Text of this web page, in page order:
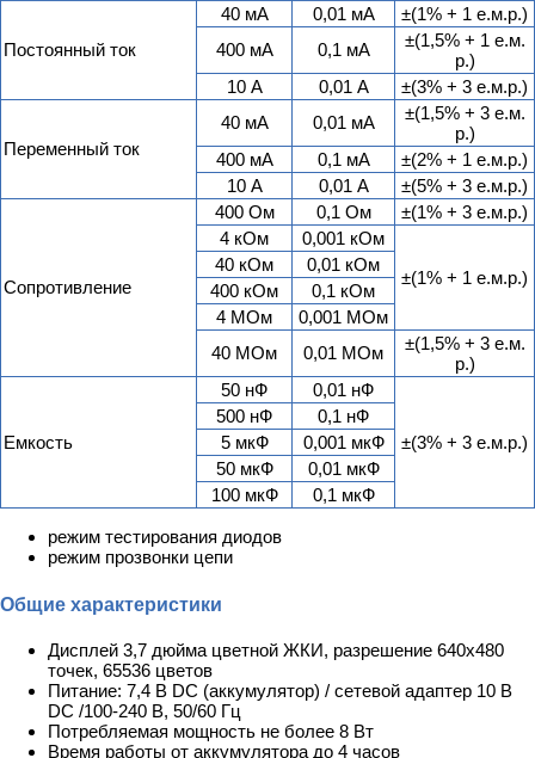
Постоянный ток
40 мА 0,01 мА
±(1% + 1 е.м.р.)
400 мА
0,1 мА
±(1,5% + 1 е.м.
р.)
10 А
0,01 А ±(3% + 3 е.м.р.)
Переменный ток
40 мА 0,01 мА
±(1,5% + 3 е.м.
р.)
400 мА
0,1 мА
±(2% + 1 е.м.р.)
10 А
0,01 А ±(5% + 3 е.м.р.)
Сопротивление
400 Ом 0,1 Ом
±(1% + 3 е.м.р.)
4 кОм
0,001 кОм
±(1% + 1 е.м.р.)
40 кОм
0,01 кОм
400 кОм
0,1 кОм
4 МОм
0,001 МОм
40 МОм
0,01 МОм
±(1,5% + 3 е.м.
р.)
Емкость
50 нФ 0,01 нФ
±(3% + 3 е.м.р.)
500 нФ
0,1 нФ
5 мкФ
0,001 мкФ
50 мкФ
0,01 мкФ
100 мкФ
0,1 мкФ
режим тестирования диодов
режим прозвонки цепи
Общие характеристики
Дисплей 3,7 дюйма цветной ЖКИ, разрешение 640x480
точек, 65536 цветов
Питание: 7,4 В DC (аккумулятор) / сетевой адаптер 10 В
DC /100-240 В, 50/60 Гц
Потребляемая мощность не более 8 Вт
Время работы от аккумулятора до 4 часов